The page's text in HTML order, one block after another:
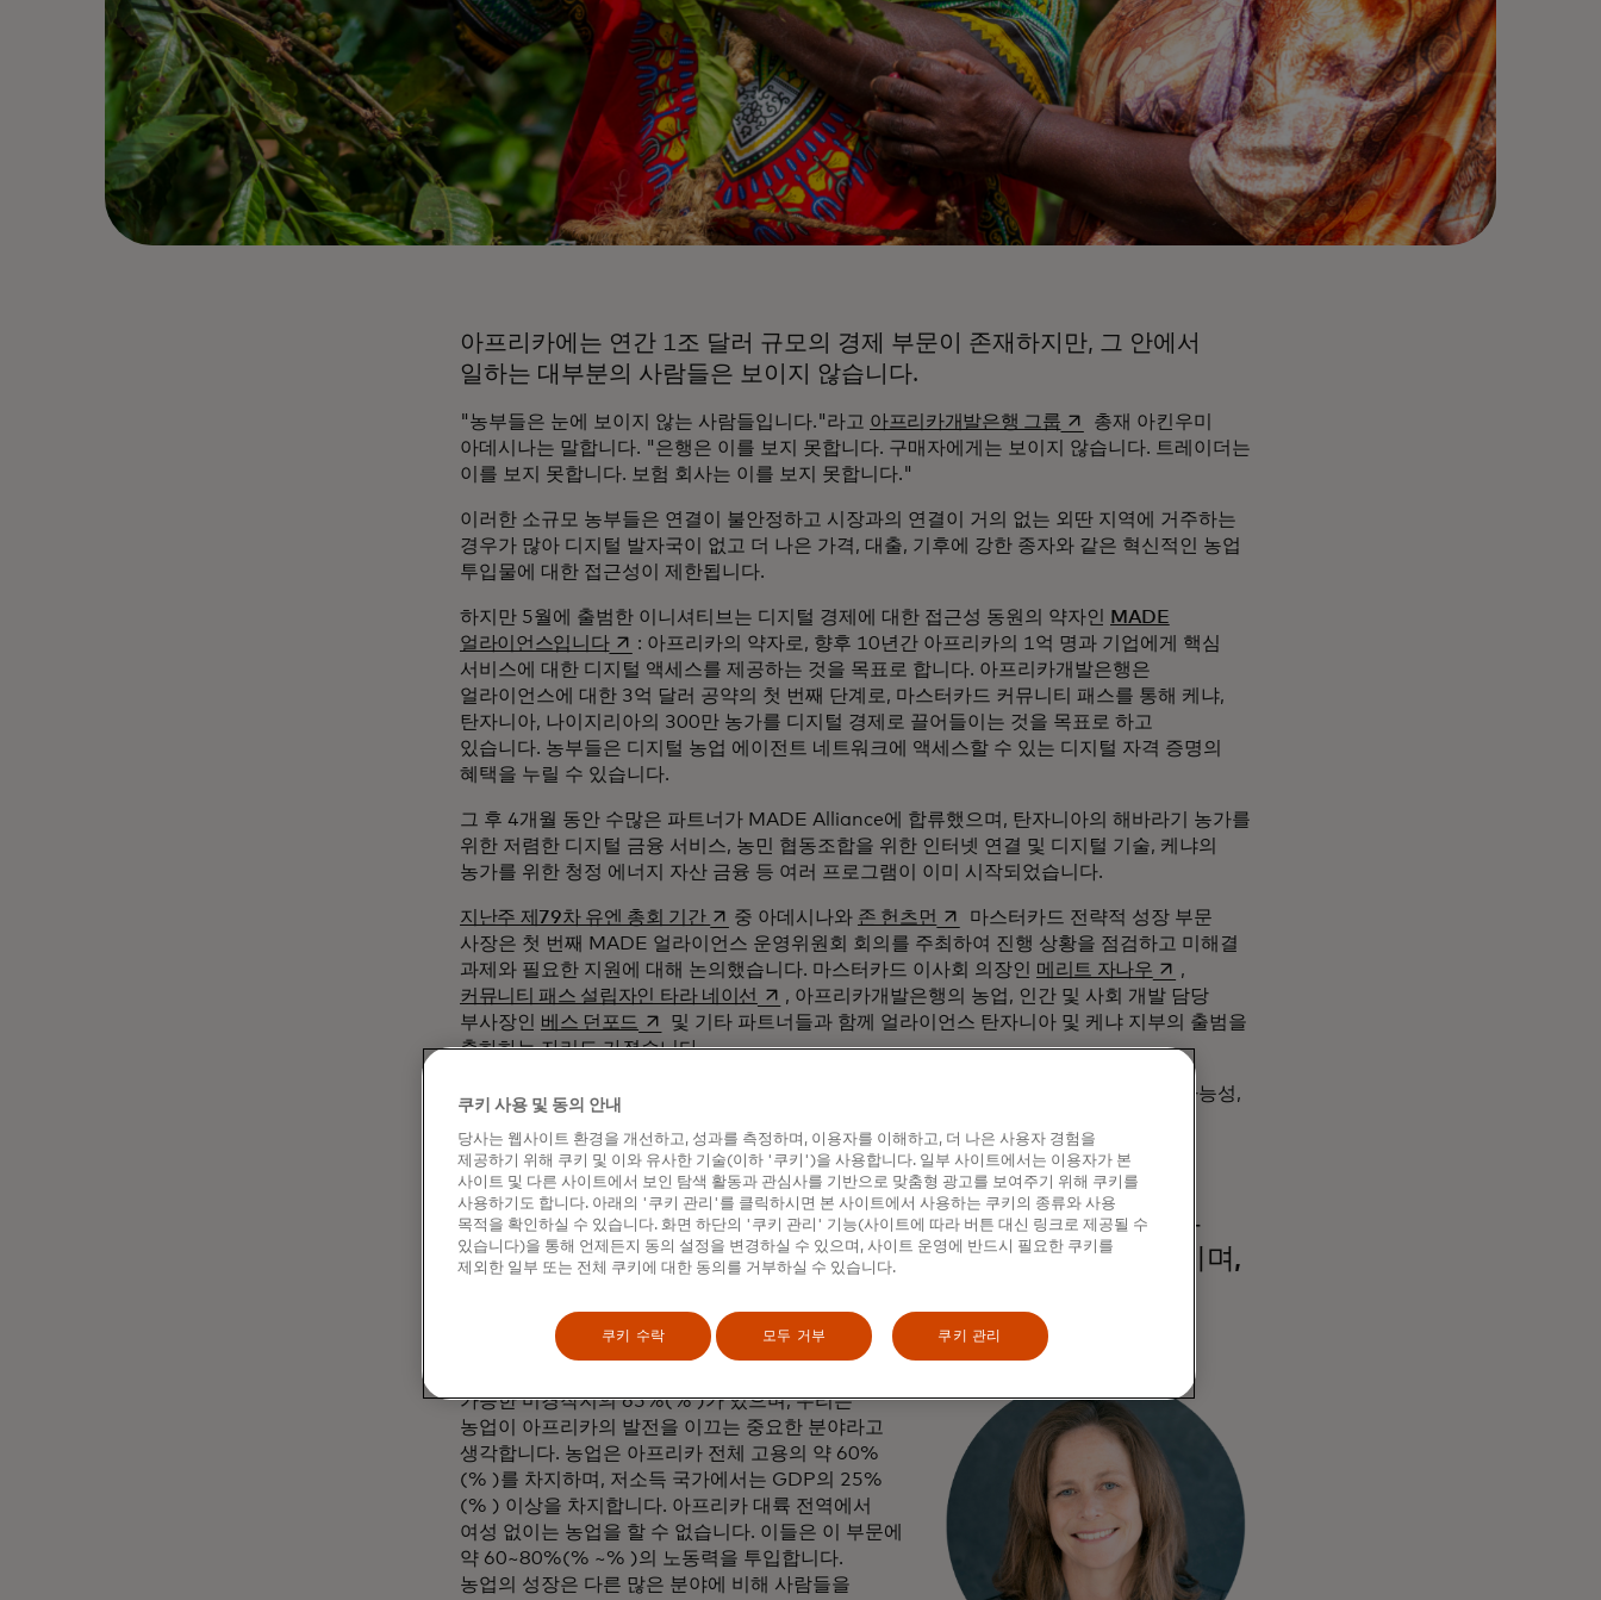
아프리카에는 연간 1조 달러 규모의 경제 부문이 존재하지만, 그 안에서
일하는 대부분의 사람들은 보이지 않습니다.
"농부들은 눈에 보이지 않는 사람들입니다."라고 아프리카개발은행 그룹새 탭에서 열림
총재 아킨우미
아데시나는 말합니다. "은행은 이를 보지 못합니다. 구매자에게는 보이지 않습니다. 트레이더는
이를 보지 못합니다. 보험 회사는 이를 보지 못합니다."
이러한 소규모 농부들은 연결이 불안정하고 시장과의 연결이 거의 없는 외딴 지역에 거주하는
경우가 많아 디지털 발자국이 없고 더 나은 가격, 대출, 기후에 강한 종자와 같은 혁신적인 농업
투입물에 대한 접근성이 제한됩니다.
하지만 5월에 출범한 이니셔티브는 디지털 경제에 대한 접근성 동원의 약자인
MADE
얼라이언스입니다새 탭에서 열림
: 아프리카의 약자로, 향후 10년간 아프리카의 1억 명과 기업에게 핵심
서비스에 대한 디지털 액세스를 제공하는 것을 목표로 합니다. 아프리카개발은행은
얼라이언스에 대한 3억 달러 공약의 첫 번째 단계로, 마스터카드 커뮤니티 패스를 통해 케냐,
탄자니아, 나이지리아의 300만 농가를 디지털 경제로 끌어들이는 것을 목표로 하고
있습니다. 농부들은 디지털 농업 에이전트 네트워크에 액세스할 수 있는 디지털 자격 증명의
혜택을 누릴 수 있습니다.
그 후 4개월 동안 수많은 파트너가 MADE Alliance에 합류했으며, 탄자니아의 해바라기 농가를
위한 저렴한 디지털 금융 서비스, 농민 협동조합을 위한 인터넷 연결 및 디지털 기술, 케냐의
농가를 위한 청정 에너지 자산 금융 등 여러 프로그램이 이미 시작되었습니다.
지난주 제79차 유엔 총회 기간 새 탭에서 열림
중 아데시나와 존 헌츠먼 새 탭에서 열림
마스터카드 전략적 성장 부문
사장은 첫 번째 MADE 얼라이언스 운영위원회 회의를 주최하여 진행 상황을 점검하고 미해결
과제와 필요한 지원에 대해 논의했습니다. 마스터카드 이사회 의장인 메리트 자나우새 탭에서 열림
,
커뮤니티 패스 설립자인 타라 네이선
새 탭에서 열림
, 아프리카개발은행의 농업, 인간 및 사회 개발 담당
부사장인 베스 던포드 새 탭에서 열림
및 기타 파트너들과 함께 얼라이언스 탄자니아 및 케냐 지부의 출범을
축하하는 자리도 가졌습니다.
마스터카드 뉴스룸은 던포드와 함께 소규모 농가가 직면한 과제, 디지털화가 제공하는 가능성,
메이드 얼라이언스 아프리카가 첫 번째 이니셔티브로 소농과
여성을 위한 농업의 디지털화에 집중하기로 한 이유는 무엇이며,
무엇인가요?
가능한 미경작지의 65%(% )가 있으며, 우리는
농업이 아프리카의 발전을 이끄는 중요한 분야라고
생각합니다. 농업은 아프리카 전체 고용의 약 60%
(% )를 차지하며, 저소득 국가에서는 GDP의 25%
(% ) 이상을 차지합니다. 아프리카 대륙 전역에서
여성 없이는 농업을 할 수 없습니다. 이들은 이 부문에
약 60~80%(% ~% )의 노동력을 투입합니다.
농업의 성장은 다른 많은 분야에 비해 사람들을
쿠키 사용 및 동의 안내
당사는 웹사이트 환경을 개선하고, 성과를 측정하며, 이용자를 이해하고, 더 나은 사용자 경험을
제공하기 위해 쿠키 및 이와 유사한 기술(이하 '쿠키')을 사용합니다. 일부 사이트에서는 이용자가 본
사이트 및 다른 사이트에서 보인 탐색 활동과 관심사를 기반으로 맞춤형 광고를 보여주기 위해 쿠키를
사용하기도 합니다. 아래의 '쿠키 관리'를 클릭하시면 본 사이트에서 사용하는 쿠키의 종류와 사용
목적을 확인하실 수 있습니다. 화면 하단의 '쿠키 관리' 기능(사이트에 따라 버튼 대신 링크로 제공될 수
있습니다)을 통해 언제든지 동의 설정을 변경하실 수 있으며, 사이트 운영에 반드시 필요한 쿠키를
제외한 일부 또는 전체 쿠키에 대한 동의를 거부하실 수 있습니다.
쿠키 수락 모두 거부 쿠키 관리